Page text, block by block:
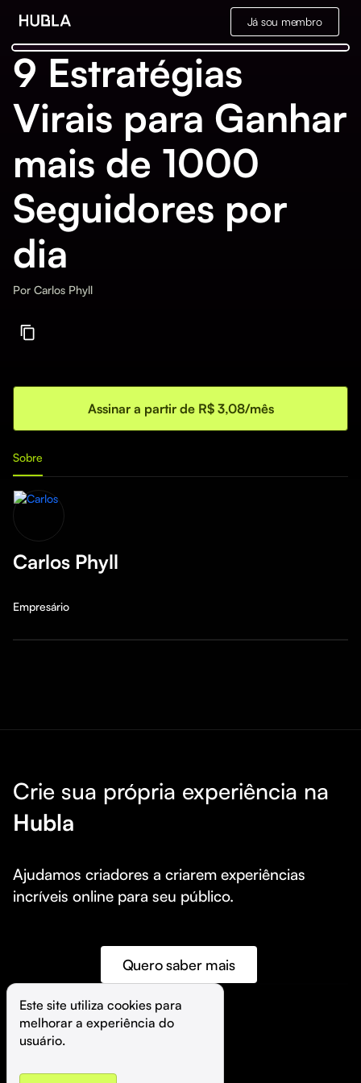
Já sou membro
9 Estratégias
Virais para Ganhar
mais de 1000
Seguidores por
dia
Por Carlos Phyll
Assinar a partir de R$ 3,08/mês
Sobre
Carlos Phyll
Empresário
Crie sua própria experiência na
Hubla
Ajudamos criadores a criarem experiências
incríveis online para seu público.
Quero saber mais
©️ Hubla Tecnologia Ltda • 2026
Este site utiliza cookies para
melhorar a experiência do
usuário.